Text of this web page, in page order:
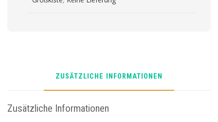
ZUSÄTZLICHE INFORMATIONEN
Zusätzliche Informationen